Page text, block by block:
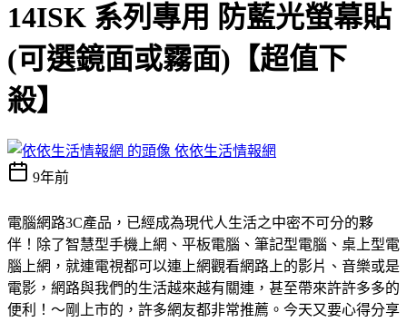
14ISK 系列專用 防藍光螢幕貼
(可選鏡面或霧面)【超值下
殺】
依依生活情報網
9年前
電腦網路3C產品，已經成為現代人生活之中密不可分的夥
伴！除了智慧型手機上網、平板電腦、筆記型電腦、桌上型電
腦上網，就連電視都可以連上網觀看網路上的影片、音樂或是
電影，網路與我們的生活越來越有關連，甚至帶來許許多多的
便利！～剛上市的，許多網友都非常推薦。今天又要心得分享